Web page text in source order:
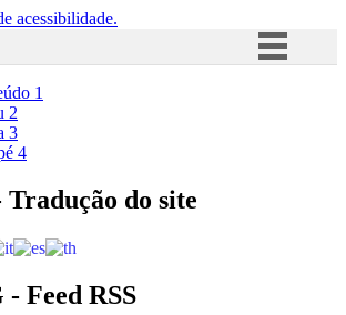
acessibilidade.
Acesso à informação
1
2
3
4
do site
Feed RSS